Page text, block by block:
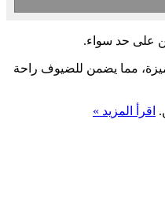
على حد سواء.
مما يضمن للضيوف راحة
اقرأ المزيد »